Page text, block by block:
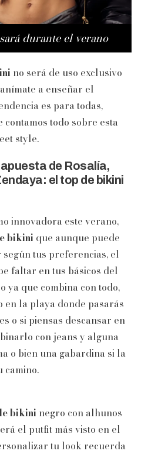
durante el verano
no será de uso exclusivo
a enseñar el
es para todas,
todo sobre esta
style.
de Rosalía,
el top de bikini
innovadora este verano,
bikini que aunque puede
tus preferencias, el
faltar en tus básicos del
ya que combina con todo,
en la playa donde pasarás
o si piensas descansar en
con jeans y alguna
o bien una gabardina si la
camino.
bikini negro con alhunos
el putfit más visto en el
tu look recuerda